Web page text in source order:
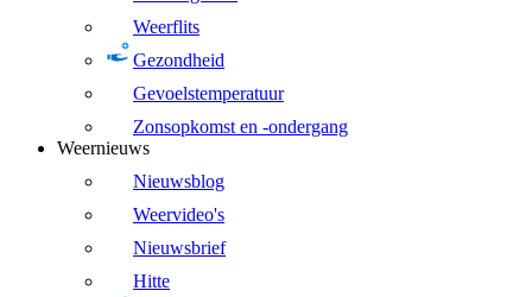
Weerflits
Gezondheid
Gevoelstemperatuur
Zonsopkomst en -ondergang
Weernieuws
Nieuwsblog
Weervideo's
Nieuwsbrief
Hitte